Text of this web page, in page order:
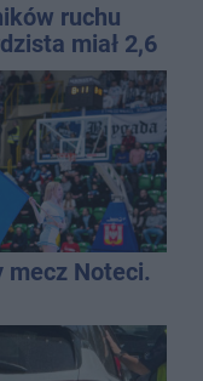
ruchu
miał 2,6
mecz Noteci.